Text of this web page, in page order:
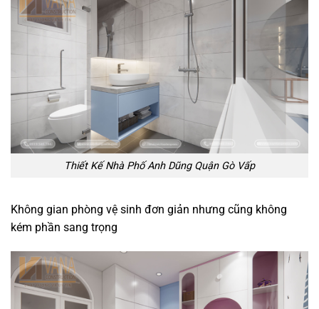
Thiết Kế Nhà Phố Anh Dũng Quận Gò Vấp
Không gian phòng vệ sinh đơn giản nhưng cũng không
kém phần sang trọng